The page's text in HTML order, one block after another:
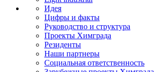
Идея
Цифры и факты
Руководство и структура
Проекты Химграда
Резиденты
Наши партнеры
Социальная ответственность